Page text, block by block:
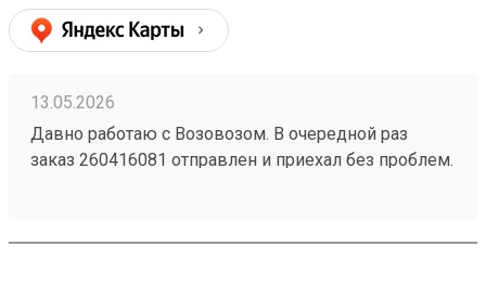
13.05.2026
Давно работаю с Возовозом. В очередной раз
заказ 260416081 отправлен и приехал без проблем.